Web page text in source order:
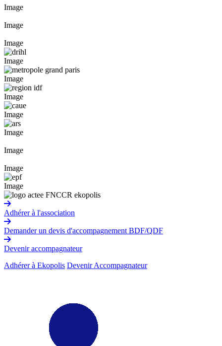
Image
Image
Image
Image
Image
Image
Image
Image
Image
Image
Image
Adhérer à l'association
Demander un devis d'accompagnement BDF/QDF
Devenir accompagnateur
Adhérer à Ekopolis Devenir Accompagnateur